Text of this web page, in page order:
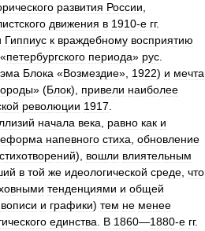
развития России
движения в 1910-е гг.
Гиппиус к враждебному восприятию
«петербургского периода» рус
Блока «Возмездие», 1922) и мечта
» (Блок), привели наиболее
революции 1917
начала века равно как и
напевного стиха обновление
стихотворений), вошли влиятельным
в той же идеологической среде что
тенденциями и общей
и графики) тем не менее
единства В 1860—1880-е гг.